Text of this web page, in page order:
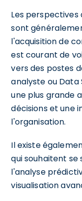
Les
sont
l'acquisition de
est courant de
vers des postes
analyste ou Data
une plus grande
décisions et une
l'organisation.
Il existe
qui souhaitent
l'analyse
visualisation